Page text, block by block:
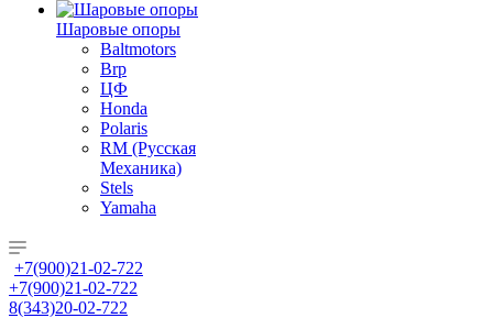
Шаровые опоры
Baltmotors
Brp
ЦФ
Honda
Polaris
RM (Русская
Механика)
Stels
Yamaha
+7(900)21-02-722
+7(900)21-02-722
8(343)20-02-722